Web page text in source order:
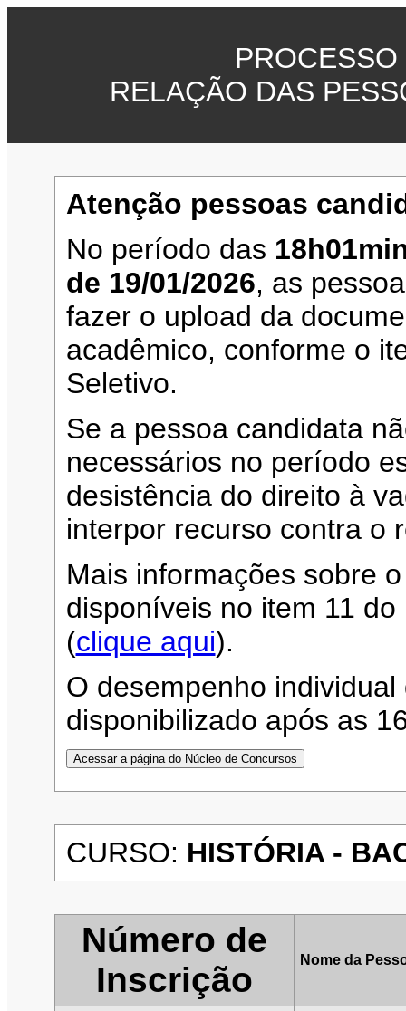
RELAÇÃO DAS
Atenção pessoas
No período das
de 19/01/2026, as
fazer o upload da
acadêmico, conforme o
Seletivo.
Se a pessoa candidata
necessários no período
desistência do direito à
interpor recurso contra o
Mais informações sobre
disponíveis no item 11
(clique aqui).
O desempenho
disponibilizado após as
CURSO: HISTÓRIA -
Número de
Inscrição
Nome da